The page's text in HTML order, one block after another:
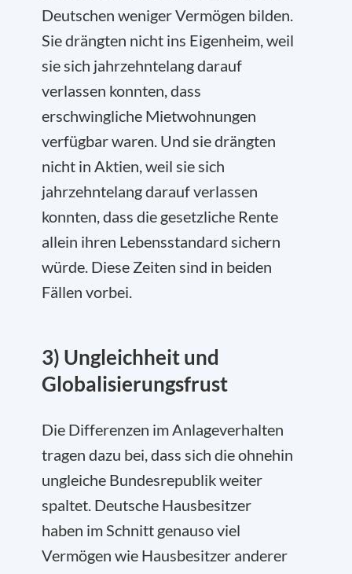
Deutschen weniger Vermögen bilden.
Sie drängten nicht ins Eigenheim, weil
sie sich jahrzehntelang darauf
verlassen konnten, dass
erschwingliche Mietwohnungen
verfügbar waren. Und sie drängten
nicht in Aktien, weil sie sich
jahrzehntelang darauf verlassen
konnten, dass die gesetzliche Rente
allein ihren Lebensstandard sichern
würde. Diese Zeiten sind in beiden
Fällen vorbei.
3) Ungleichheit und
Globalisierungsfrust
Die Differenzen im Anlageverhalten
tragen dazu bei, dass sich die ohnehin
ungleiche Bundesrepublik weiter
spaltet. Deutsche Hausbesitzer
haben im Schnitt genauso viel
Vermögen wie Hausbesitzer anderer